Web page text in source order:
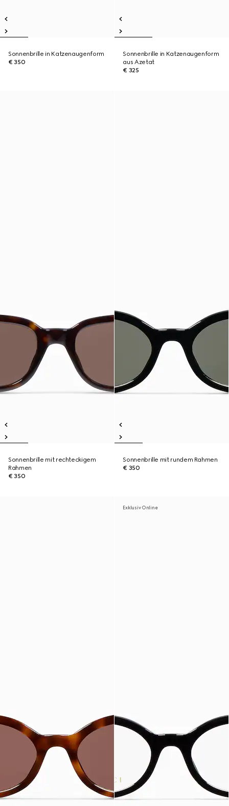
Sonnenbrille in Katzenaugenform
€ 350
Sonnenbrille in Katzenaugenform
aus Azetat
€ 325
Sonnenbrille mit rechteckigem
Rahmen
€ 350
Sonnenbrille mit rundem Rahmen
€ 350
Exklusiv Online